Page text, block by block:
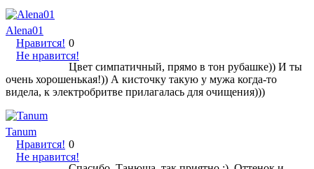
Alena01
Нравится!
Не нравится!
0
Цвет симпатичный, прямо в тон рубашке)) И ты
очень хорошенькая!)) А кисточку такую у мужа когда-то
видела, к электробритве прилагалась для очищения)))
Tanum
Нравится!
Не нравится!
0